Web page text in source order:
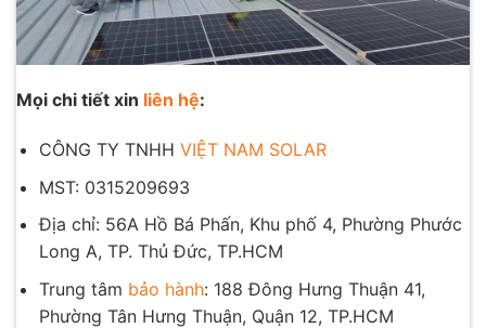
Mọi chi tiết xin liên hệ:
CÔNG TY TNHH VIỆT NAM SOLAR
MST: 0315209693
Địa chỉ: 56A Hồ Bá Phấn, Khu phố 4, Phường Phước
Long A, TP. Thủ Đức, TP.HCM
Trung tâm bảo hành: 188 Đông Hưng Thuận 41,
Phường Tân Hưng Thuận, Quận 12, TP.HCM